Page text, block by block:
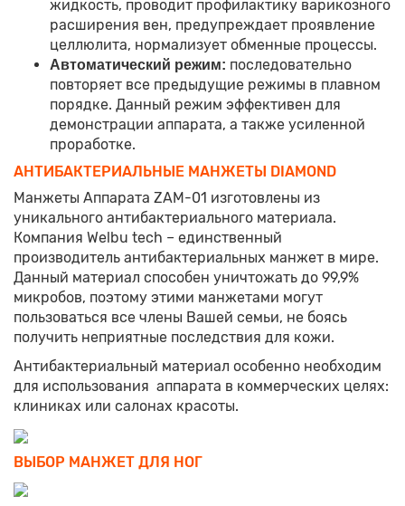
жидкость, проводит профилактику варикозного
расширения вен, предупреждает проявление
целлюлита, нормализует обменные процессы.
Автоматический режим: последовательно
повторяет все предыдущие режимы в плавном
порядке. Данный режим эффективен для
демонстрации аппарата, а также усиленной
проработке.
АНТИБАКТЕРИАЛЬНЫЕ МАНЖЕТЫ DIAMOND
Манжеты Аппарата ZAM-01 изготовлены из
уникального антибактериального материала.
Компания Welbu tech – единственный
производитель антибактериальных манжет в мире.
Данный материал способен уничтожать до 99,9%
микробов, поэтому этими манжетами могут
пользоваться все члены Вашей семьи, не боясь
получить неприятные последствия для кожи.
Антибактериальный материал особенно необходим
для использования аппарата в коммерческих целях:
клиниках или салонах красоты.
ВЫБОР МАНЖЕТ ДЛЯ НОГ